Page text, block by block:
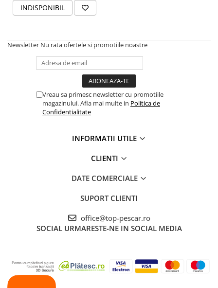
INDISPONIBIL
Newsletter Nu rata ofertele si promotiile noastre
Vreau sa primesc newsletter cu promotiile
magazinului. Afla mai multe in Politica de
Confidentialitate
INFORMATII UTILE
CLIENTI
DATE COMERCIALE
SUPORT CLIENTI
office@top-pescar.ro
SOCIAL URMARESTE-NE IN SOCIAL MEDIA